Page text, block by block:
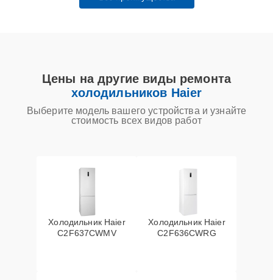
Цены на другие виды ремонта
холодильников Haier
Выберите модель вашего устройства и узнайте
стоимость всех видов работ
Холодильник Haier
C2F637CWMV
Холодильник Haier
C2F636CWRG